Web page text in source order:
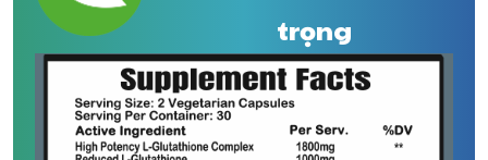
trọng